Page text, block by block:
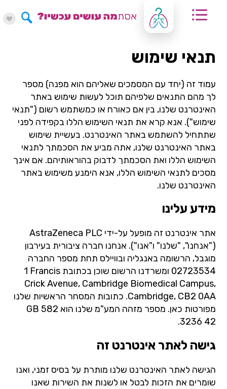
תנאי שימוש
עמוד זה (יחד עם המסמכים שאליהם הוא מפנה) מספר
לך מהם התנאים שלפיהם תוכל לעשות שימוש באתר
האינטרנט שלנו, בין אם כאורח או כמשתמש רשום ("תנאי
שימוש"). אנא קרא את תנאי השימוש הללו בקפידה לפני
שתתחיל להשתמש באתר האינטרנט. בעשיית שימוש
באתר האינטרנט שלנו, אתה מביע את הסכמתך לתנאי
השימוש הללו ואת הסכמתך לדבוק בהוראותיהם. אם אינך
מסכים לתנאי השימוש הללו, אנא הימנע משימוש באתר
האינטרנט שלנו.
מידע עלינו
אתר אינטרנט זה מופעל על-ידי AstraZeneca PLC
("אנחנו", "שלנו" ו"אנו"). אנחנו חברה ציבורית בעירבון
מוגבל, הרשומה באנגליה ובוויילס תחת מספר החברה
02723534 ומשרדנו הרשום שוכן בכתובת ‎1 Francis
Crick Avenue, Cambridge Biomedical Campus,
Cambridge, CB2 0AA. כתובות המסחר הראשיות שלנו
מפורטותכאן
. מספר מזהה המע"מ שלנו הוא GB 582
3236 42.
גישה לאתר אינטרנט זה
הגישה לאתר האינטרנט שלנו מותרת על בסיס זמני, ואנו
שומרים את הזכות לבטל או לשנות את השירות שאנו